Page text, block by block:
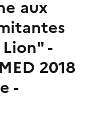
aux
-
2018
-